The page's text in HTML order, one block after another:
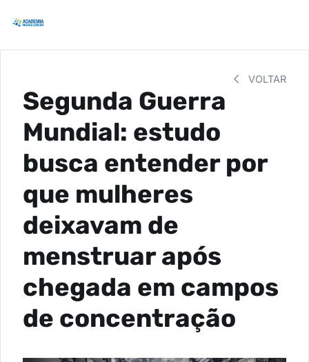
VOLTAR
Segunda Guerra
Mundial: estudo
busca entender por
que mulheres
deixavam de
menstruar após
chegada em campos
de concentração